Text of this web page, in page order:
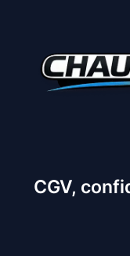
CGV,